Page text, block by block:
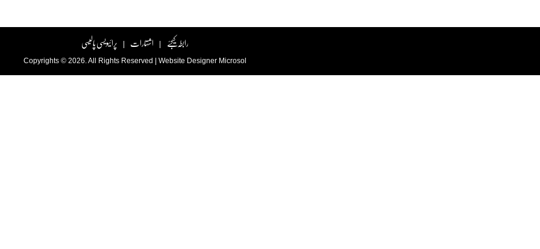
رابطہ کیجئے | اشتہارات | پرائیویسی پالیسی
Copyrights © 2026. All Rights Reserved | Website Designer Microsol